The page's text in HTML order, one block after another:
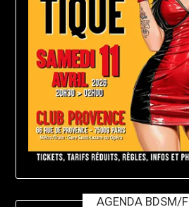
AGENDA BDSM/